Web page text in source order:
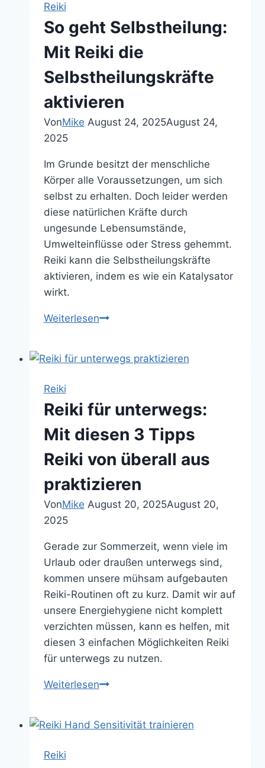
Fremdbehandlung
Reiki
So geht Selbstheilung:
Mit Reiki die
Selbstheilungskräfte
aktivieren
VonMike August 24, 2025August 24,
2025
Im Grunde besitzt der menschliche
Körper alle Voraussetzungen, um sich
selbst zu erhalten. Doch leider werden
diese natürlichen Kräfte durch
ungesunde Lebensumstände,
Umwelteinflüsse oder Stress gehemmt.
Reiki kann die Selbstheilungskräfte
aktivieren, indem es wie ein Katalysator
wirkt.
WeiterlesenSo
Mit
Selbstheilungskräfte
aktivieren
Reiki
Reiki für unterwegs:
Mit diesen 3 Tipps
Reiki von überall aus
praktizieren
VonMike August 20, 2025August 20,
2025
Gerade zur Sommerzeit, wenn viele im
Urlaub oder draußen unterwegs sind,
kommen unsere mühsam aufgebauten
Reiki-Routinen oft zu kurz. Damit wir auf
unsere Energiehygiene nicht komplett
verzichten müssen, kann es helfen, mit
diesen 3 einfachen Möglichkeiten Reiki
für unterwegs zu nutzen.
WeiterlesenReiki
Mit
Reiki